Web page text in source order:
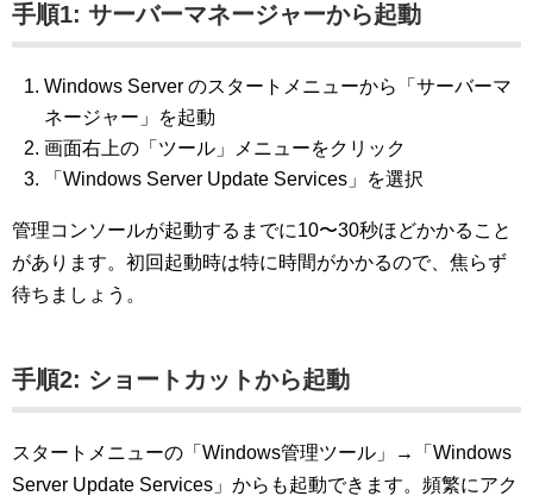
手順1: サーバーマネージャーから起動
Windows Server のスタートメニューから「サーバーマ
ネージャー」を起動
画面右上の「ツール」メニューをクリック
「Windows Server Update Services」を選択
管理コンソールが起動するまでに10〜30秒ほどかかること
があります。初回起動時は特に時間がかかるので、焦らず
待ちましょう。
手順2: ショートカットから起動
スタートメニューの「Windows管理ツール」→「Windows
Server Update Services」からも起動できます。頻繁にアク